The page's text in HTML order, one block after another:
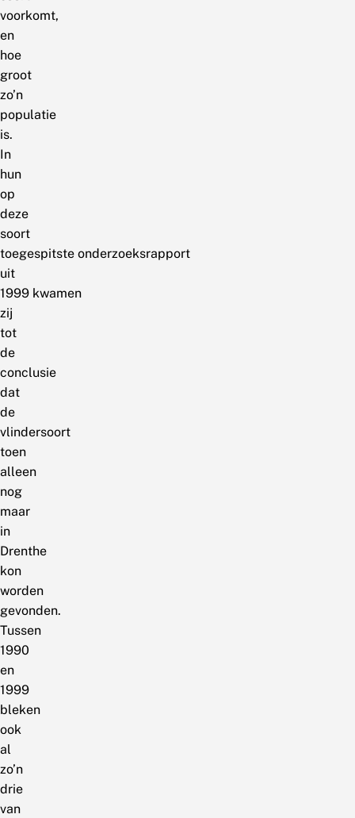
voorkomt,
en
hoe
groot
zo’n
populatie
is.
In
hun
op
deze
soort
toegespitste onderzoeksrapport
uit
1999 kwamen
zij
tot
de
conclusie
dat
de
vlindersoort
toen
alleen
nog
maar
in
Drenthe
kon
worden
gevonden.
Tussen
1990
en
1999
bleken
ook
al
zo’n
drie
van